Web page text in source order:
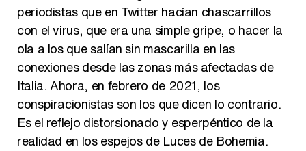
periodistas que en Twitter hacían chascarrillos
con el virus, que era una simple gripe, o hacer la
ola a los que salían sin mascarilla en las
conexiones desde las zonas más afectadas de
Italia. Ahora, en febrero de 2021, los
conspiracionistas son los que dicen lo contrario.
Es el reflejo distorsionado y esperpéntico de la
realidad en los espejos de Luces de Bohemia.